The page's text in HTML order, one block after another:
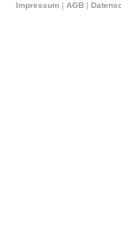
Impressum | AGB |